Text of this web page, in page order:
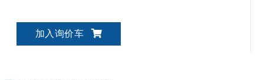
加入询价车